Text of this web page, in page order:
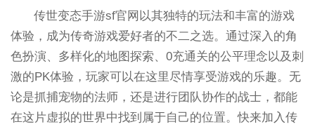
传世变态手游sf官网以其独特的玩法和丰富的游戏
体验，成为传奇游戏爱好者的不二之选。通过深入的角
色扮演、多样化的地图探索、0充通关的公平理念以及刺
激的PK体验，玩家可以在这里尽情享受游戏的乐趣。无
论是抓捕宠物的法师，还是进行团队协作的战士，都能
在这片虚拟的世界中找到属于自己的位置。快来加入传